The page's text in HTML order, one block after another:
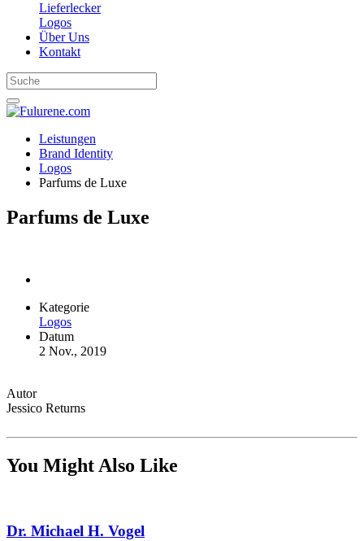
Lieferlecker
Logos
Über Uns
Kontakt
Leistungen
Brand Identity
Logos
Parfums de Luxe
Parfums de Luxe
Kategorie
Logos
Datum
2 Nov., 2019
Autor
Jessico Returns
You Might Also Like
Dr. Michael H. Vogel